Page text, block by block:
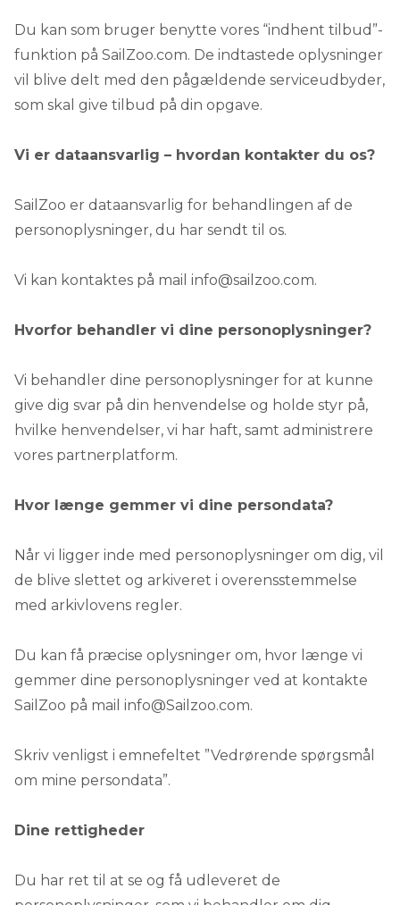
Du kan som bruger benytte vores “indhent tilbud”-
funktion på SailZoo.com. De indtastede oplysninger
vil blive delt med den pågældende serviceudbyder,
som skal give tilbud på din opgave.
Vi er dataansvarlig – hvordan kontakter du os?
SailZoo er dataansvarlig for behandlingen af de
personoplysninger, du har sendt til os.
Vi kan kontaktes på mail info@sailzoo.com.
Hvorfor behandler vi dine personoplysninger?
Vi behandler dine personoplysninger for at kunne
give dig svar på din henvendelse og holde styr på,
hvilke henvendelser, vi har haft, samt administrere
vores partnerplatform.
Hvor længe gemmer vi dine persondata?
Når vi ligger inde med personoplysninger om dig, vil
de blive slettet og arkiveret i overensstemmelse
med arkivlovens regler.
Du kan få præcise oplysninger om, hvor længe vi
gemmer dine personoplysninger ved at kontakte
SailZoo på mail info@Sailzoo.com.
Skriv venligst i emnefeltet ”Vedrørende spørgsmål
om mine persondata”.
Dine rettigheder
Du har ret til at se og få udleveret de